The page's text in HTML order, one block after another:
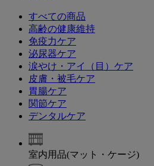
すべての商品
高齢の健康維持
免疫力ケア
泌尿器ケア
涙やけ・アイ（目）ケア
皮膚・被毛ケア
胃腸ケア
関節ケア
デンタルケア
室内用品(マット・ケージ)